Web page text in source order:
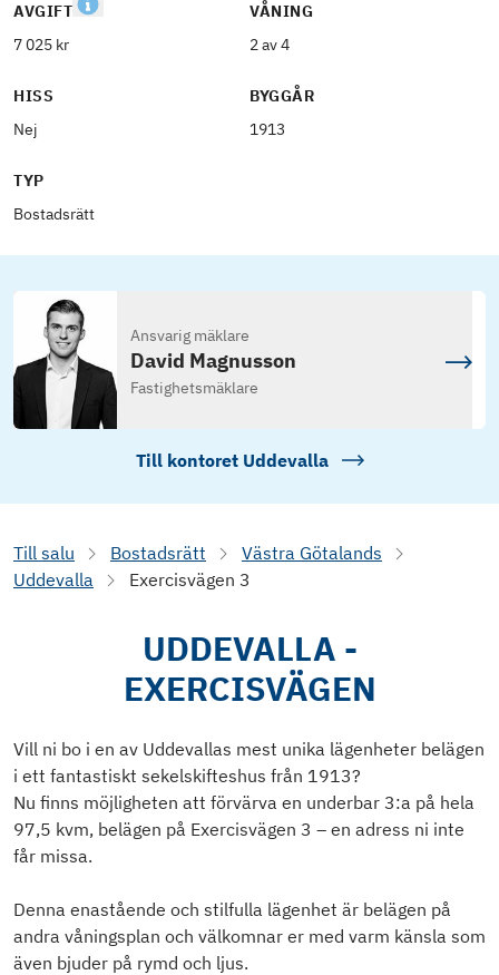
AVGIFT
7 025 kr
VÅNING
2 av 4
HISS
Nej
BYGGÅR
1913
TYP
Bostadsrätt
Ansvarig mäklare
David Magnusson
Fastighetsmäklare
Till kontoret Uddevalla
Till salu Bostadsrätt
Västra Götalands
Uddevalla
Exercisvägen 3
UDDEVALLA -
EXERCISVÄGEN
Vill ni bo i en av Uddevallas mest unika lägenheter belägen
i ett fantastiskt sekelskifteshus från 1913?
Nu finns möjligheten att förvärva en underbar 3:a på hela
97,5 kvm, belägen på Exercisvägen 3 – en adress ni inte
får missa.
Denna enastående och stilfulla lägenhet är belägen på
andra våningsplan och välkomnar er med varm känsla som
även bjuder på rymd och ljus.